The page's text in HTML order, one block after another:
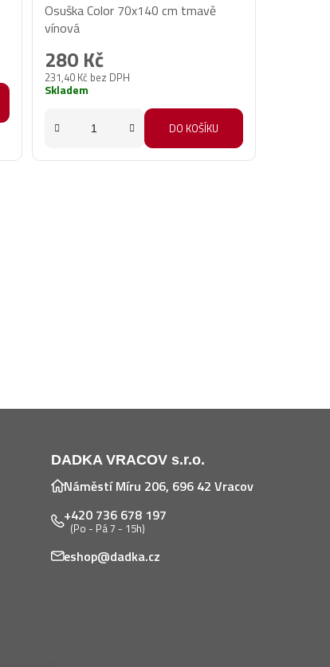
hodnocení
produktu
je
5,0
5
Osuška Color 70x140 cm tmavě
vínová
231,40 Kč bez DPH
280 Kč
Skladem
DO KOŠÍKU
DADKA VRACOV s.r.o.
Náměstí Míru 206, 696 42 Vracov
+420 736 678 197
(Po - Pá 7 - 15h)
eshop@dadka.cz